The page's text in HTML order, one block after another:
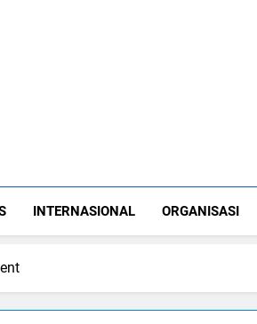
INTERNASIONAL ORGANISASI